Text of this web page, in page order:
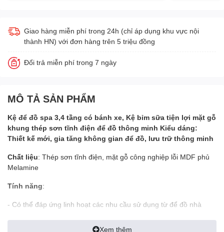
Giao hàng miễn phí trong 24h (chỉ áp dụng khu vực nội
thành HN) với đơn hàng trên 5 triệu đồng
Đổi trả miễn phí trong 7 ngày
MÔ TẢ SẢN PHẨM
Kệ để đồ spa 3,4 tầng có bánh xe, Kệ bỉm sữa tiện lợi mặt gỗ
khung thép sơn tĩnh điện để đồ thông minh Kiểu dáng:
Thiết kế mới, gia tăng không gian để đồ, lưu trữ thông minh
Chất liệu: Thép sơn tĩnh điện, mặt gỗ công nghiệp lỗi MDF phủ
Melamine
Tính năng:
- Có thể đáp ứng linh hoạt các nhu cầu sử dụng từ để đồ nhà
Xem thêm